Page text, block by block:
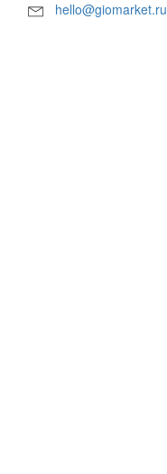
hello@giomarket.ru